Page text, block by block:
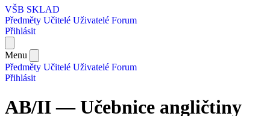
VŠB SKLAD
Předměty Učitelé Uživatelé Forum
Přihlásit
Menu
Předměty Učitelé Uživatelé Forum
Přihlásit
AB/II — Učebnice angličtiny